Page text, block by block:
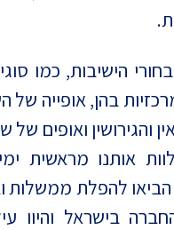
הישיבות, כמו
בהן, אופייה
והגירושין ואופים של
אותנו מראשית
להפלת ממשלות
בישראל והיוו